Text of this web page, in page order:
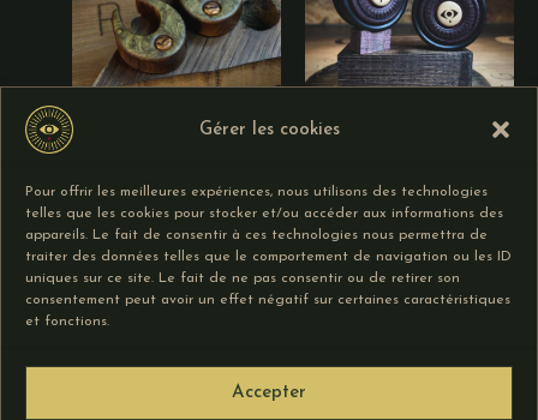
Gérer les cookies
Pour offrir les meilleures expériences, nous utilisons des technologies
telles que les cookies pour stocker et/ou accéder aux informations des
appareils. Le fait de consentir à ces technologies nous permettra de
traiter des données telles que le comportement de navigation ou les ID
uniques sur ce site. Le fait de ne pas consentir ou de retirer son
consentement peut avoir un effet négatif sur certaines caractéristiques
et fonctions.
Accepter
Incrustation
45,00€ – 55,00€
Choix des
options
Pyro Symbole
49,00€ – 65,00€
Choix des
options